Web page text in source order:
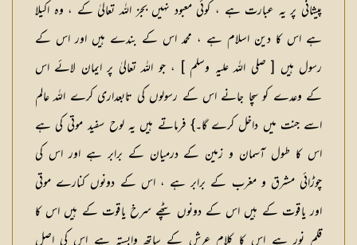
پیشانی پر یہ عبارت ہے ، کوئی معبود نہیں بجز اللہ تعالیٰ کے ، وہ اکیلا
ہے اس کا دین اسلام ہے ، محمد اس کے بندے ہیں اور اس کے
رسول ہیں [ صلی اللہ علیہ وسلم ] ، جو اللہ تعالیٰ پر ایمان لائے اس
کے وعدے کو سچا جانے اس کے رسولوں کی تابعداری کرے اللہ عالم
اسے جنت میں داخل کرے گا۔} فرماتے ہیں یہ لوح سفید موتی کی ہے
اس کا طول آسمان و زمین کے درمیان کے برابر ہے اور اس کی
چوڑائی مشرق و مغرب کے برابر ہے ، اس کے دونوں کنارے موتی
اور یاقوت کے ہیں اس کے دونوں پٹھے سرخ یاقوت کے ہیں اس کا
قلم نور ہے اس کا کلام عرش کے ساتھ وابستہ ہے اس کی اصل